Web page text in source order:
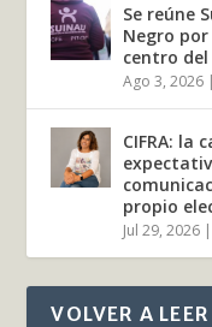
Se reúne
Negro
centro del
Ago 3, 2026 |
CIFRA: la
propio
Jul 29, 2026 |
VOLVER A LEER